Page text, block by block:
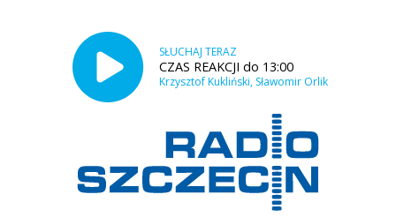
SŁUCHAJ TERAZ
CZAS REAKCJI do 13:00
Krzysztof Kukliński, Sławomir Orlik